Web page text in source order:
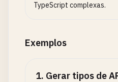
TypeScript complexas.
Exemplos
1. Gerar tipos de